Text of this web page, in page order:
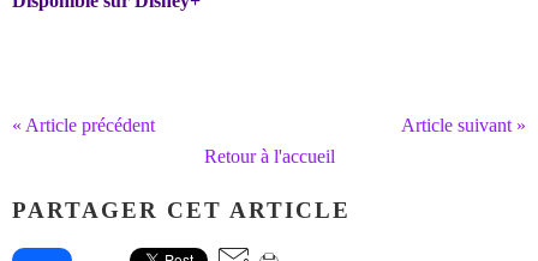
« Article précédent
Article suivant »
Retour à l'accueil
PARTAGER CET ARTICLE